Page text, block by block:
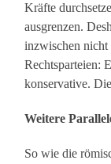
Kräfte
ausgrenzen.
inzwischen nicht
Rechtsparteien:
konservative.
Weitere
So wie die